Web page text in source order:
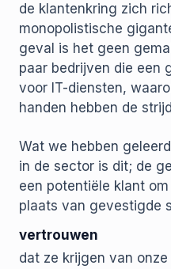
de klantenkring zich
monopolistische
geval is het geen
paar bedrijven die een
voor IT-diensten,
handen hebben de
Wat we hebben
in de sector is dit; de
een potentiële klant
plaats van gevestigde
vertrouwen
dat ze krijgen van